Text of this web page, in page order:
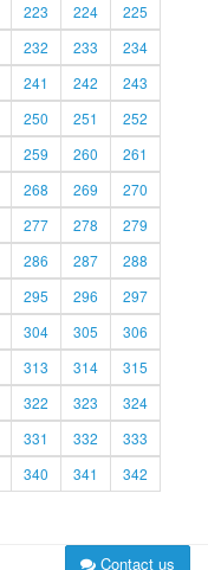
223 224
225
232 233
234
241 242
243
250 251
252
259 260
261
268 269
270
277 278
279
286 287
288
295 296
297
304 305
306
313 314
315
322 323
324
331 332
333
340 341
342
Contact us